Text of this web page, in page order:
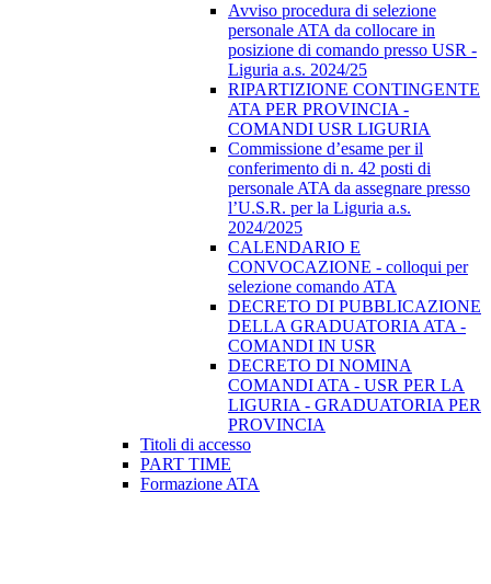
Avviso procedura di selezione
personale ATA da collocare in
posizione di comando presso USR -
Liguria a.s. 2024/25
RIPARTIZIONE CONTINGENTE
ATA PER PROVINCIA -
COMANDI USR LIGURIA
Commissione d’esame per il
conferimento di n. 42 posti di
personale ATA da assegnare presso
l’U.S.R. per la Liguria a.s.
2024/2025
CALENDARIO E
CONVOCAZIONE - colloqui per
selezione comando ATA
DECRETO DI PUBBLICAZIONE
DELLA GRADUATORIA ATA -
COMANDI IN USR
DECRETO DI NOMINA
COMANDI ATA - USR PER LA
LIGURIA - GRADUATORIA PER
PROVINCIA
Titoli di accesso
PART TIME
Formazione ATA